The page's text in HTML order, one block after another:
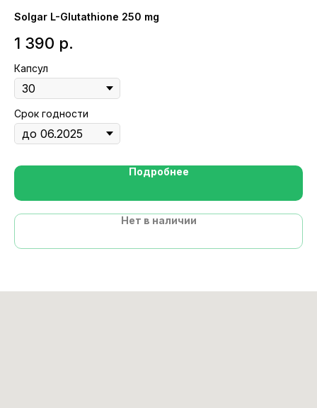
Solgar L-Glutathione 250 mg
1 390 р.
Капсул
Срок годности
Подробнее
Нет в наличии